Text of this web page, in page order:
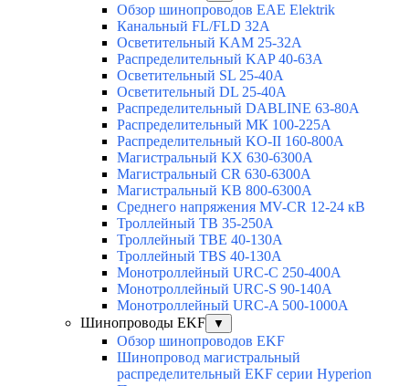
Обзор шинопроводов EAE Elektrik
Канальный FL/FLD 32A
Осветительный KAM 25-32А
Распределительный KAP 40-63A
Осветительный SL 25-40А
Осветительный DL 25-40А
Распределительный DABLINE 63-80A
Распределительный МК 100-225А
Распределительный KO-II 160-800А
Магистральный KX 630-6300А
Магистральный CR 630-6300А
Магистральный KB 800-6300А
Среднего напряжения MV-CR 12-24 кВ
Троллейный TB 35-250A
Троллейный TBE 40-130A
Троллейный TBS 40-130A
Монотроллейный URC-C 250-400A
Монотроллейный URC-S 90-140A
Монотроллейный URC-A 500-1000A
Шинопроводы EKF
▼
Обзор шинопроводов EKF
Шинопровод магистральный
распределительный EKF серии Hyperion